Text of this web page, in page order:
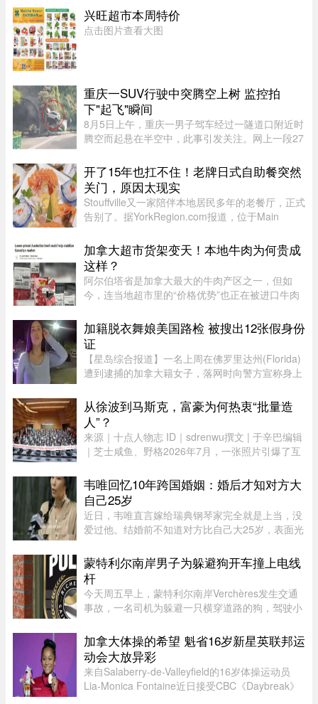
经可以申请赔偿。 ...
兴旺超市本周特价
点击图片查看大图
重庆一SUV行驶中突腾空上树 监控拍
下"起飞"瞬间
8月5日上午，重庆一男子驾车经过一隧道口附近时
腾空而起悬在半空中，此事引发关注。网上一段27
道，其前方右边是一处转弯，前端左侧是一个隧道
口，当车驶至该隧道口附近时 ...
开了15年也扛不住！老牌日式自助餐突然
关门，原因太现实
Stouffville又一家陪伴本地居民多年的老餐厅，正式
告别了。据YorkRegion.com报道，位于Main
Maki Zushi，已于7月30日结束营业。Maki Zushi
经营15年后因租金上涨于7月30 ...
加拿大超市货架变天！本地牛肉为何贵成
这样？
阿尔伯塔省是加拿大最大的牛肉产区之一，但如
今，连当地超市里的“价格优势”也正在被进口牛肉
亚等国家的牛肉开始大量进入市场，部分产品甚至
比本地同类牛肉每公斤便宜 ...
加籍脱衣舞娘美国路检 被搜出12张假身份
证
【星岛综合报道】一名上周在佛罗里达州(Florida)
遭到逮捕的加拿大籍女子，落网时向警方宣称身上
了更惊人的内幕，据称警方其后在她后车箱里发现
的12张假身份证。据《国 ...
从徐波到马斯克，富豪为何热衷“批量造
人”？
来源｜十点人物志 ID｜sdrenwu撰文 | 于辛巴编辑
｜芝士咸鱼、野格2026年7月，一张照片引爆了互
列。两边站着照顾他们的阿姨，前方拉着一条横
幅。照片由多益网络官方微博 ...
韦唯回忆10年跨国婚姻：婚后才知对方大
自己25岁
近日，韦唯直言嫁给瑞典钢琴家完全就是上当，没
爱过他。结婚前不知道对方比自己大25岁，表面光
世，自己独自抚养三个儿子。韦唯，原名张菊霞，
壮族，1963年9月28日出生于 ...
蒙特利尔南岸男子为躲避狗开车撞上电线
杆
今天周五早上，蒙特利尔南岸Verchères发生交通
事故，一名司机为躲避一只横穿道路的狗，驾驶小
故发生在上午7点左右，受影响路段位于Saint-
Alexandre街与Calixa-Lavallé ...
加拿大体操的希望 魁省16岁新星英联邦运
动会大放异彩
来自Salaberry-de-Valleyfield的16岁体操运动员
Lia-Monica Fontaine近日接受CBC《Daybreak》